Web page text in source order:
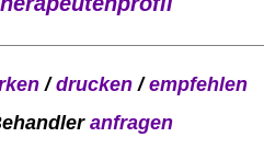
/drucken/empfehlen
anfragen